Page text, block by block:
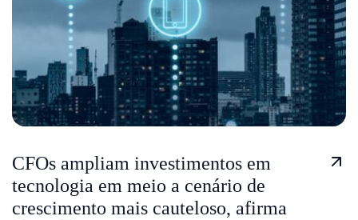
CFOs ampliam investimentos em
tecnologia em meio a cenário de
crescimento mais cauteloso, afirma